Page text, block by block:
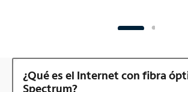
¿Qué es el Internet con fibra
Spectrum?